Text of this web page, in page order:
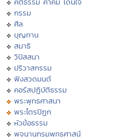
กรรม
ศีล
บุญทาน
สมาธิ
วิปัสสนา
ปริวาสกรรม
ฟังสวดมนต์
คอร์สปฏิบัติธรรม
พระพุทธศาสนา
พระไตรปิฏก
หัวข้อธรรม
พจนานุกรมพุทธศาสน์